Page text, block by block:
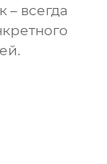
– всегда